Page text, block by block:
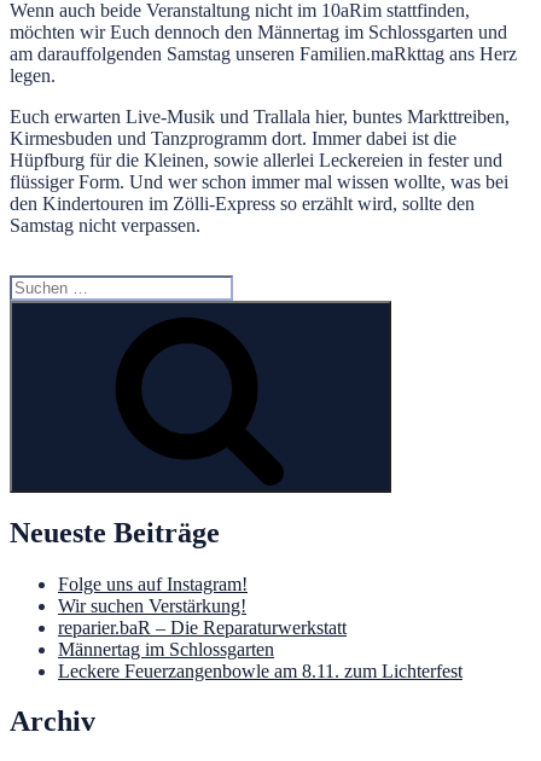
Wenn auch beide Veranstaltung nicht im 10aRim stattfinden,
möchten wir Euch dennoch den Männertag im Schlossgarten und
am darauffolgenden Samstag unseren Familien.maRkttag ans Herz
legen.
Euch erwarten Live-Musik und Trallala hier, buntes Markttreiben,
Kirmesbuden und Tanzprogramm dort. Immer dabei ist die
Hüpfburg für die Kleinen, sowie allerlei Leckereien in fester und
flüssiger Form. Und wer schon immer mal wissen wollte, was bei
den Kindertouren im Zölli-Express so erzählt wird, sollte den
Samstag nicht verpassen.
Suchen
nach:
Neueste Beiträge
Folge uns auf Instagram!
Wir suchen Verstärkung!
reparier.baR – Die Reparaturwerkstatt
Männertag im Schlossgarten
Leckere Feuerzangenbowle am 8.11. zum Lichterfest
Archiv